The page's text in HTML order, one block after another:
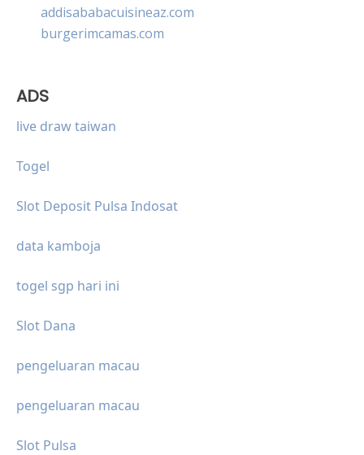
addisababacuisineaz.com
burgerimcamas.com
ADS
live draw taiwan
Togel
Slot Deposit Pulsa Indosat
data kamboja
togel sgp hari ini
Slot Dana
pengeluaran macau
pengeluaran macau
Slot Pulsa